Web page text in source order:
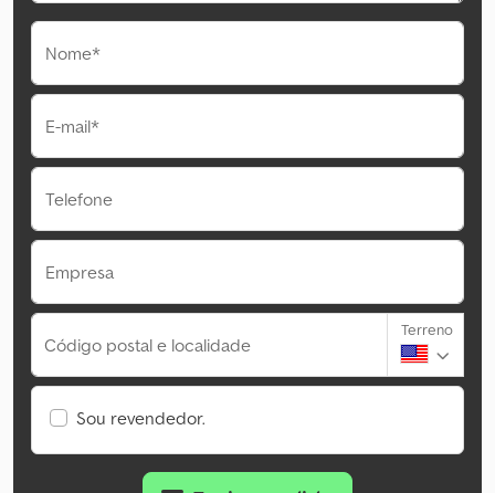
Nome*
E-mail*
Telefone
Empresa
Código postal e localidade
Terreno
Sou revendedor.